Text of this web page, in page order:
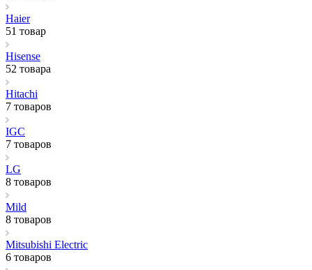
Haier
51 товар
Hisense
52 товара
Hitachi
7 товаров
IGC
7 товаров
LG
8 товаров
Mild
8 товаров
Mitsubishi Electric
6 товаров